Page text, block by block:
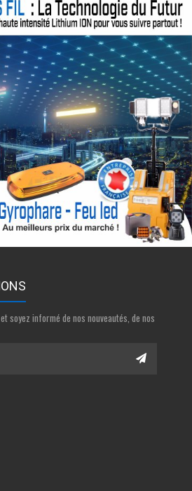
soyez informé de nos nouveautés, de nos